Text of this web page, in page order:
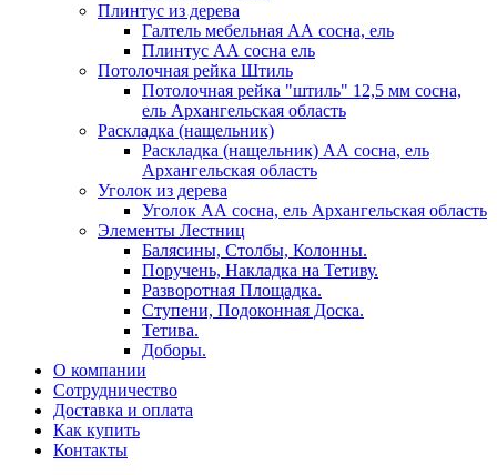
Плинтус из дерева
Галтель мебельная АА сосна, ель
Плинтус АА сосна ель
Потолочная рейка Штиль
Потолочная рейка "штиль" 12,5 мм сосна,
ель Архангельская область
Раскладка (нащельник)
Раскладка (нащельник) АА сосна, ель
Архангельская область
Уголок из дерева
Уголок АА сосна, ель Архангельская область
Элементы Лестниц
Балясины, Столбы, Колонны.
Поручень, Накладка на Тетиву.
Разворотная Площадка.
Ступени, Подоконная Доска.
Тетива.
Доборы.
О компании
Сотрудничество
Доставка и оплата
Как купить
Контакты